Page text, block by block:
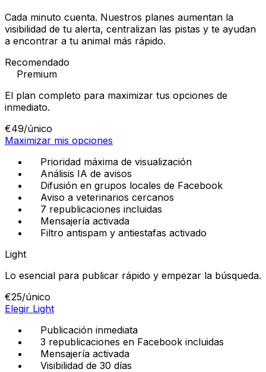
Cada minuto cuenta. Nuestros planes aumentan la
visibilidad de tu alerta, centralizan las pistas y te ayudan
a encontrar a tu animal más rápido.
Recomendado
Premium
El plan completo para maximizar tus opciones de
inmediato.
€49/único
Maximizar mis opciones
Prioridad máxima de visualización
Análisis IA de avisos
Difusión en grupos locales de Facebook
Aviso a veterinarios cercanos
7 republicaciones incluidas
Mensajería activada
Filtro antispam y antiestafas activado
Light
Lo esencial para publicar rápido y empezar la búsqueda.
€25/único
Elegir Light
Publicación inmediata
3 republicaciones en Facebook incluidas
Mensajería activada
Visibilidad de 30 días